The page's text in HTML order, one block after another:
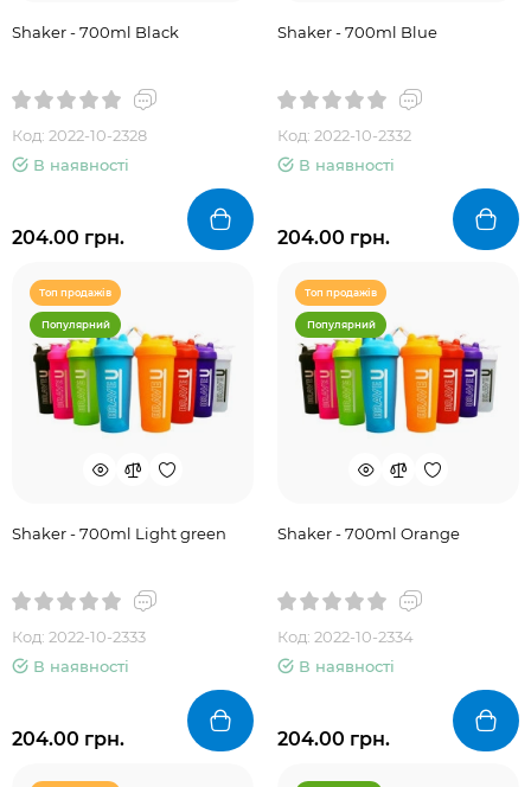
Shaker - 700ml Black
Код: 2022-10-2328
В наявності
204.00 грн.
Shaker - 700ml Blue
Код: 2022-10-2332
В наявності
204.00 грн.
Топ продажів
Популярний
Shaker - 700ml Light green
Код: 2022-10-2333
В наявності
204.00 грн.
Топ продажів
Популярний
Shaker - 700ml Orange
Код: 2022-10-2334
В наявності
204.00 грн.